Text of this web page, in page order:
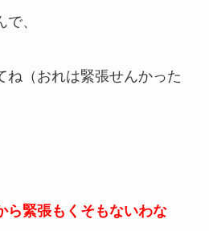
、
ね（おれは緊張せんかった
ら緊張もくそもないわな